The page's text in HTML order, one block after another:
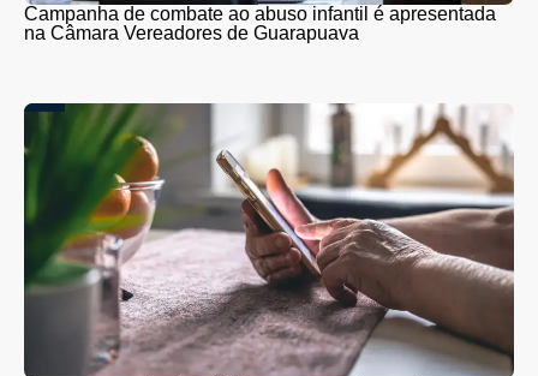
Campanha de combate ao abuso infantil é apresentada
na Câmara Vereadores de Guarapuava